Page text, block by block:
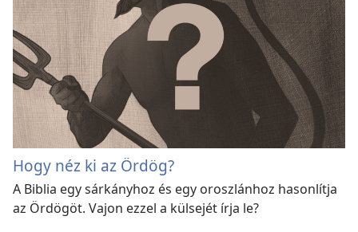
Hogy néz ki az Ördög?
A Biblia egy sárkányhoz és egy oroszlánhoz hasonlítja
az Ördögöt. Vajon ezzel a külsejét írja le?